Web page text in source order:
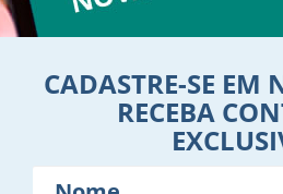
CADASTRE-SE EM
RECEBA